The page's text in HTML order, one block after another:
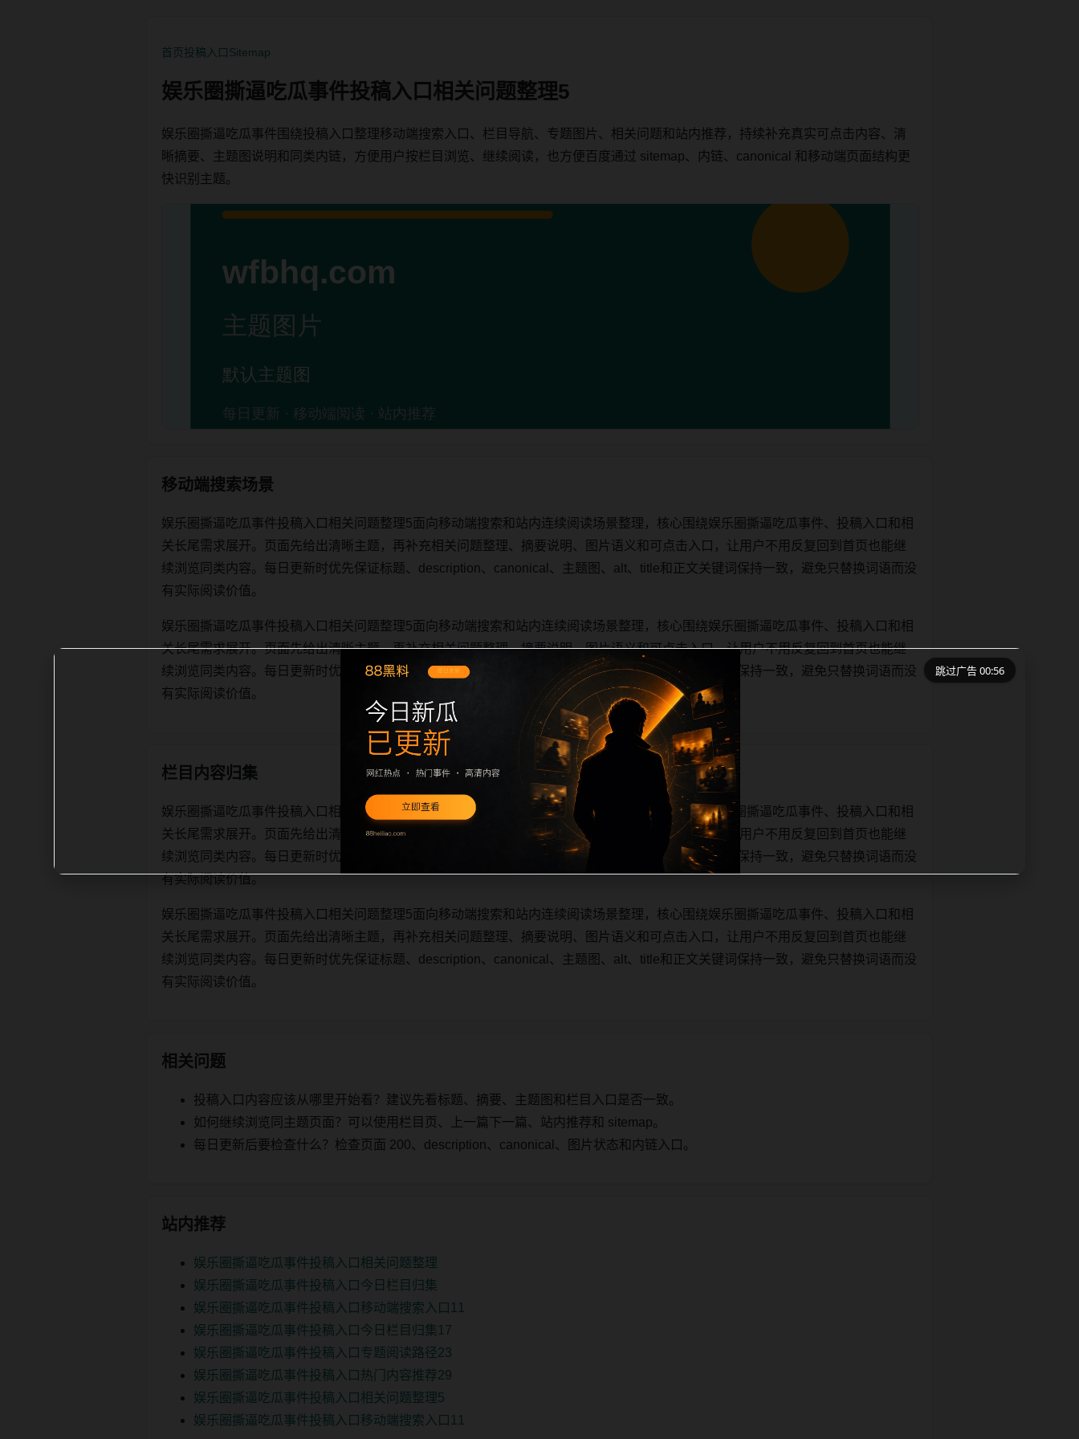
首页投稿入口Sitemap
娱乐圈撕逼吃瓜事件投稿入口相关问题整理5
娱乐圈撕逼吃瓜事件围绕投稿入口整理移动端搜索入口、栏目导航、专题图片、相关问题和站内推荐，持续补充真实可点击内容、清
晰摘要、主题图说明和同类内链，方便用户按栏目浏览、继续阅读，也方便百度通过 sitemap、内链、canonical 和移动端页面结构更
快识别主题。
移动端搜索场景
娱乐圈撕逼吃瓜事件投稿入口相关问题整理5面向移动端搜索和站内连续阅读场景整理，核心围绕娱乐圈撕逼吃瓜事件、投稿入口和相
关长尾需求展开。页面先给出清晰主题，再补充相关问题整理、摘要说明、图片语义和可点击入口，让用户不用反复回到首页也能继
续浏览同类内容。每日更新时优先保证标题、description、canonical、主题图、alt、title和正文关键词保持一致，避免只替换词语而没
有实际阅读价值。
娱乐圈撕逼吃瓜事件投稿入口相关问题整理5面向移动端搜索和站内连续阅读场景整理，核心围绕娱乐圈撕逼吃瓜事件、投稿入口和相
关长尾需求展开。页面先给出清晰主题，再补充相关问题整理、摘要说明、图片语义和可点击入口，让用户不用反复回到首页也能继
续浏览同类内容。每日更新时优先保证标题、description、canonical、主题图、alt、title和正文关键词保持一致，避免只替换词语而没
有实际阅读价值。
栏目内容归集
娱乐圈撕逼吃瓜事件投稿入口相关问题整理5面向移动端搜索和站内连续阅读场景整理，核心围绕娱乐圈撕逼吃瓜事件、投稿入口和相
关长尾需求展开。页面先给出清晰主题，再补充相关问题整理、摘要说明、图片语义和可点击入口，让用户不用反复回到首页也能继
续浏览同类内容。每日更新时优先保证标题、description、canonical、主题图、alt、title和正文关键词保持一致，避免只替换词语而没
有实际阅读价值。
娱乐圈撕逼吃瓜事件投稿入口相关问题整理5面向移动端搜索和站内连续阅读场景整理，核心围绕娱乐圈撕逼吃瓜事件、投稿入口和相
关长尾需求展开。页面先给出清晰主题，再补充相关问题整理、摘要说明、图片语义和可点击入口，让用户不用反复回到首页也能继
续浏览同类内容。每日更新时优先保证标题、description、canonical、主题图、alt、title和正文关键词保持一致，避免只替换词语而没
有实际阅读价值。
相关问题
投稿入口内容应该从哪里开始看？建议先看标题、摘要、主题图和栏目入口是否一致。
如何继续浏览同主题页面？可以使用栏目页、上一篇下一篇、站内推荐和 sitemap。
每日更新后要检查什么？检查页面 200、description、canonical、图片状态和内链入口。
站内推荐
娱乐圈撕逼吃瓜事件投稿入口相关问题整理
娱乐圈撕逼吃瓜事件投稿入口今日栏目归集
娱乐圈撕逼吃瓜事件投稿入口移动端搜索入口11
娱乐圈撕逼吃瓜事件投稿入口今日栏目归集17
娱乐圈撕逼吃瓜事件投稿入口专题阅读路径23
娱乐圈撕逼吃瓜事件投稿入口热门内容推荐29
娱乐圈撕逼吃瓜事件投稿入口相关问题整理5
娱乐圈撕逼吃瓜事件投稿入口移动端搜索入口11
跳过广告 00:55